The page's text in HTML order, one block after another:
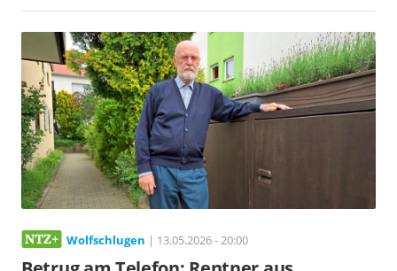
Wolfschlugen | 13.05.2026 - 20:00